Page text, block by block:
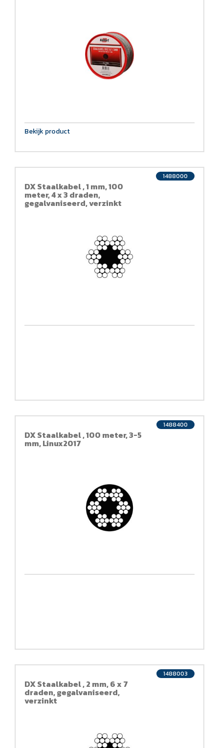
Bekijk product
DX Staalkabel , 1 mm, 100
meter, 4 x 3 draden,
gegalvaniseerd, verzinkt
1488000
DX Staalkabel , 100 meter, 3-5
mm, Linux2017
1488400
DX Staalkabel , 2 mm, 6 x 7
draden, gegalvaniseerd,
verzinkt
1488003